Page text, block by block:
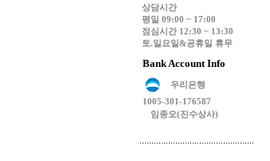
상담시간
평일 09:00 ~ 17:00
점심시간 12:30 ~ 13:30
토.일요일&공휴일 휴무
Bank Account Info
우리은행
1005-301-176587
임종오(진수상사)